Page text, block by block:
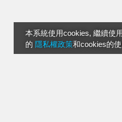
本系統使用cookies, 繼續使
的 隱私權政策和cookies的使